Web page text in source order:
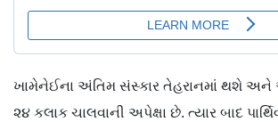
ખામેનેઈના અંતિમ સંસ્કાર તેહરાનમાં થશે
૨૪ કલાક ચાલવાની અપેક્ષા છે. ત્યાર બાદ